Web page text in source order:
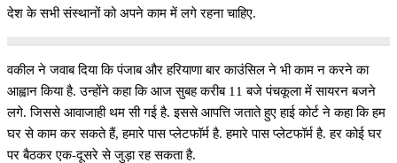
देश के सभी संस्थानों को अपने काम में लगे रहना चाहिए.
वकील ने जवाब दिया कि पंजाब और हरियाणा बार काउंसिल ने भी काम न करने का
आह्वान किया है. उन्होंने कहा कि आज सुबह करीब 11 बजे पंचकूला में सायरन बजने
लगे. जिससे आवाजाही थम सी गई है. इससे आपत्ति जताते हुए हाई कोर्ट ने कहा कि हम
घर से काम कर सकते हैं, हमारे पास प्लेटफॉर्म है. हमारे पास प्लेटफॉर्म है. हर कोई घर
पर बैठकर एक-दूसरे से जुड़ा रह सकता है.